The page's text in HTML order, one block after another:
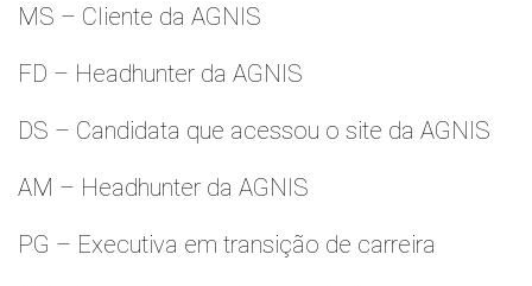
MS – Cliente da AGNIS
FD – Headhunter da AGNIS
DS – Candidata que acessou o site da AGNIS
AM – Headhunter da AGNIS
PG – Executiva em transição de carreira